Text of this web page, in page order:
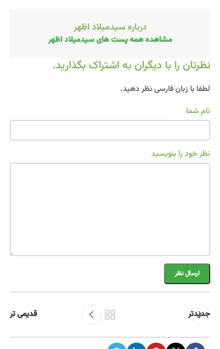
درباره سیدمیلاد اظهر
مشاهده همه پست های سیدمیلاد اظهر
نظرتان را با دیگران به اشتراک بگذارید.
لطفا با زبان فارسی نظر دهید.
نام شما
نظر خود را بنویسید
Alternative:
جدیدتر قدیمی تر